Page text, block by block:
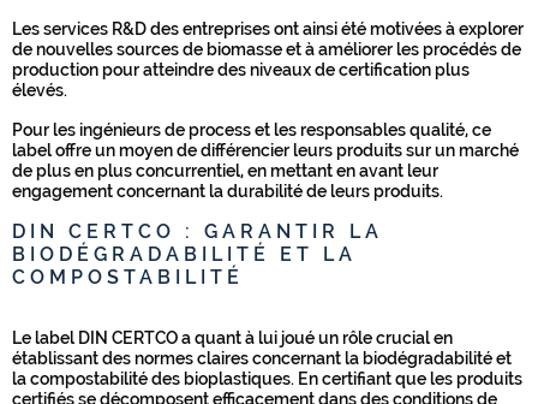
Les services R&D des entreprises ont ainsi été motivées à explorer
de nouvelles sources de biomasse et à améliorer les procédés de
production pour atteindre des niveaux de certification plus
élevés.
Pour les ingénieurs de process et les responsables qualité, ce
label offre un moyen de différencier leurs produits sur un marché
de plus en plus concurrentiel, en mettant en avant leur
engagement concernant la durabilité de leurs produits.
DIN CERTCO : GARANTIR LA
BIODÉGRADABILITÉ ET LA
COMPOSTABILITÉ
Le label DIN CERTCO a quant à lui joué un rôle crucial en
établissant des normes claires concernant la biodégradabilité et
la compostabilité des bioplastiques. En certifiant que les produits
certifiés se décomposent efficacement dans des conditions de